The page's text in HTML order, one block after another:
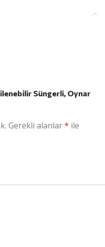
Süngerli, Oynar
Gerekli alanlar* ile